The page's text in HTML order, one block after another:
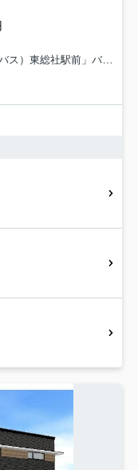
東総社駅前」バス停下車 徒歩4分